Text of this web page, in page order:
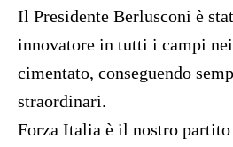
Il Presidente Berlusconi è
innovatore in tutti i campi
cimentato, conseguendo
straordinari.
Forza Italia è il nostro partito